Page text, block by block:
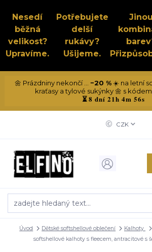
Nesedí
běžná
velikost?
Upravíme.
Potřebujete
delší
rukávy?
Ušijeme.
Jinou
🌼 Prázdniny nekončí ... −20 %☀️ na letní
kraťasy a tylové sukýnky 🌼 s kódem
⏳8 dní 21h 4m 55s
CZK
Úvod Dětské softshellové oblečení Kalhoty
softshellové kalhoty s fleecem, antracitové s